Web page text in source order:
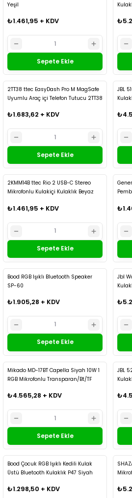
Yeşil
₺1.461,95 + KDV
Sepete Ekle
2TT38 ttec EasyDash Pro M MagSafe
Uyumlu Araç içi Telefon Tutucu 2TT38
₺1.683,62 + KDV
Sepete Ekle
JBL
2KMM14B ttec Rio 2 USB-C Stereo
Mikrofonlu Kulakiçi Kulaklık Beyaz
₺1.461,95 + KDV
Sepete Ekle
Bood RGB Işıklı Bluetooth Speaker
SP-60
₺1.905,28 + KDV
Sepete Ekle
Jbl
Mikado MD-17BT Capella Siyah 10W 1
RGB Mikrofonlu Transparan/Bt/TF
Bataryalı Speaker
₺4.565,28 + KDV
Sepete Ekle
JBL
Bood Çocuk RGB Işıklı Kedili Kulak
Üstü Bluetooth Kulaklık P47 Siyah
₺1.298,50 + KDV